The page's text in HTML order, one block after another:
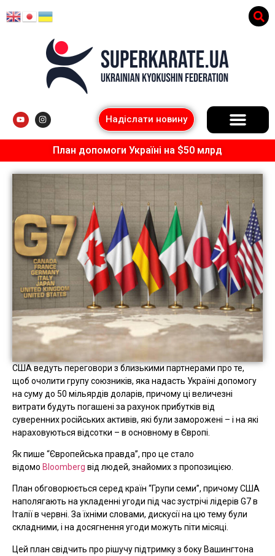
Надіслати новину
План допомоги Україні на $50 млрд
США ведуть переговори з близькими партнерами про те,
щоб очолити групу союзників, яка надасть Україні допомогу
на суму до 50 мільярдів доларів, причому ці величезні
витрати будуть погашені за рахунок прибутків від
суверенних російських активів, які були заморожені – і на які
нараховуються відсотки – в основному в Європі.
Як пише “Європейська правда”, про це стало
відомо Bloomberg від людей, знайомих з пропозицією.
План обговорюється серед країн “Групи семи”, причому США
наполягають на укладенні угоди під час зустрічі лідерів G7 в
Італії в червні. За їхніми словами, дискусії на цю тему були
складними, і на досягнення угоди можуть піти місяці.
Цей план свідчить про рішучу підтримку з боку Вашингтона